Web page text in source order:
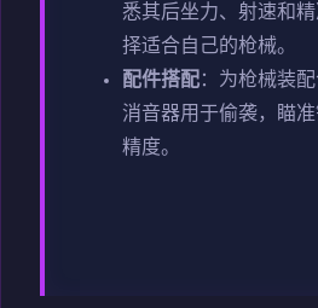
悉其后坐力、射速和
择适合自己的枪械。
配件搭配：为枪械装
消音器用于偷袭，瞄
精度。